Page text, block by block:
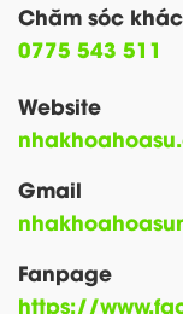
Chăm sóc
0775 543 511
Website
Gmail
Fanpage
https://